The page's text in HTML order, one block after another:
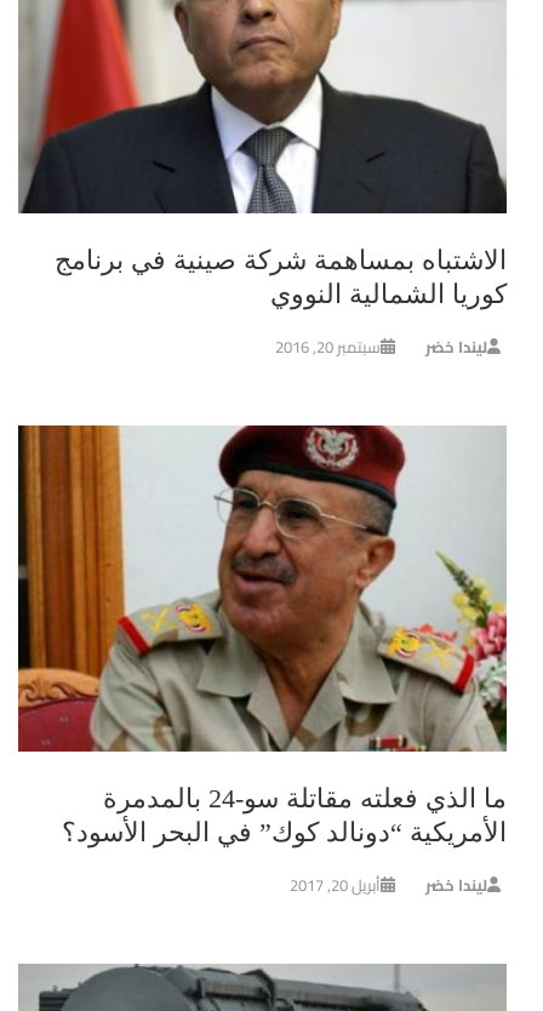
الاشتباه بمساهمة شركة صينية في برنامج
كوريا الشمالية النووي
ليندا خضر سبتمبر 20, 2016
ما الذي فعلته مقاتلة سو-24 بالمدمرة
الأمريكية “دونالد كوك” في البحر الأسود؟
ليندا خضر أبريل 20, 2017